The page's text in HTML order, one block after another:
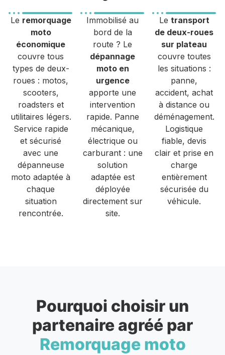
Le remorquage
moto
économique
couvre tous
types de deux-
roues : motos,
scooters,
roadsters et
utilitaires légers.
Service rapide
et sécurisé
avec une
dépanneuse
moto adaptée à
chaque
situation
rencontrée.
Immobilisé au
bord de la
route ? Le
dépannage
moto en
urgence
apporte une
intervention
rapide. Panne
mécanique,
électrique ou
carburant : une
solution
adaptée est
déployée
directement sur
site.
Le transport
de deux-roues
sur plateau
couvre toutes
les situations :
panne,
accident, achat
à distance ou
déménagement.
Logistique
fiable, devis
clair et prise en
charge
entièrement
sécurisée du
véhicule.
Pourquoi choisir un
partenaire agréé par
Remorquage moto